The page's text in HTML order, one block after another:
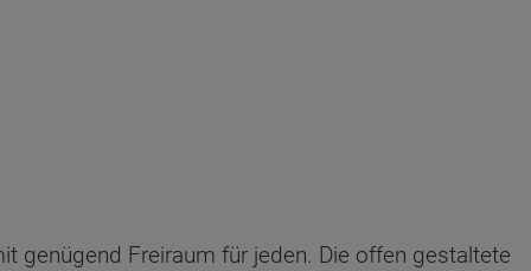
genügend Freiraum für jeden. Die offen gestaltete